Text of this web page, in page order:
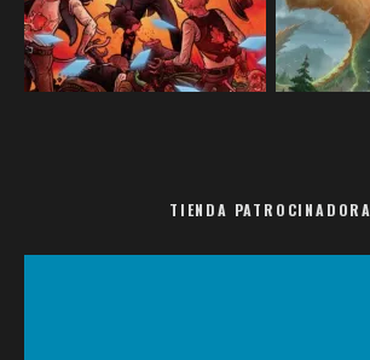
TIENDA PATROCINADORA